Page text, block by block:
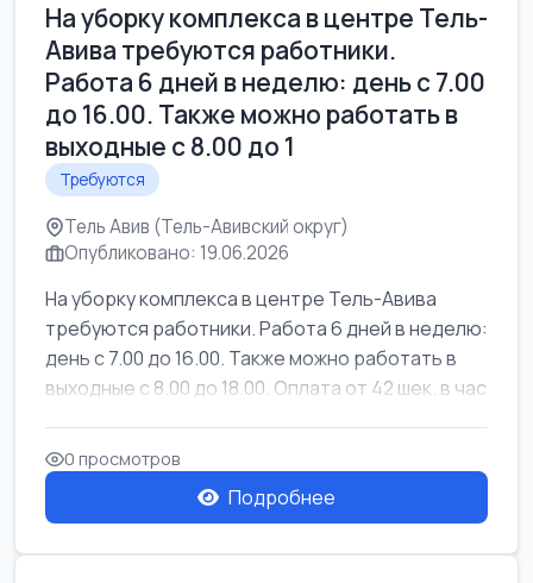
На уборку комплекса в центре Тель-
Авива требуются работники.
Работа 6 дней в неделю: день с 7.00
до 16.00. Также можно работать в
выходные с 8.00 до 1
Требуются
Тель Авив (Тель-Авивский округ)
Опубликовано: 19.06.2026
На уборку комплекса в центре Тель-Авива
требуются работники. Работа 6 дней в неделю:
день с 7.00 до 16.00. Также можно работать в
выходные с 8.00 до 18.00. Оплата от 42 шек. в час
0 просмотров
Подробнее